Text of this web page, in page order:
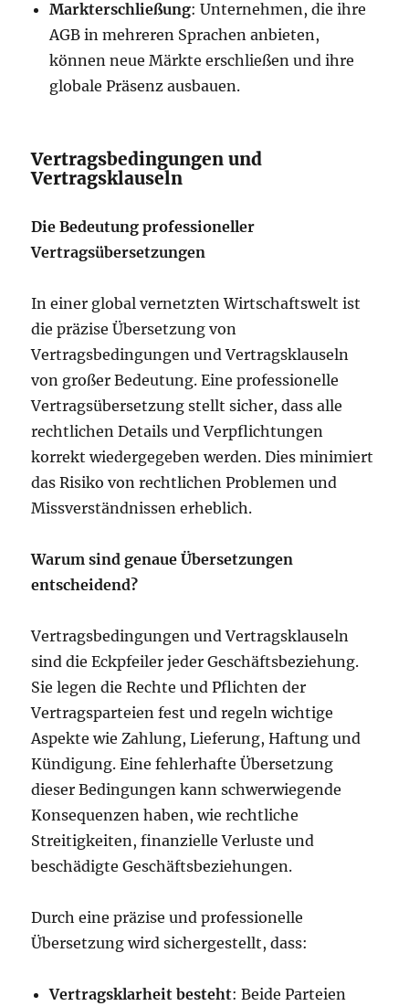
Markterschließung: Unternehmen, die ihre
AGB in mehreren Sprachen anbieten,
können neue Märkte erschließen und ihre
globale Präsenz ausbauen.
Vertragsbedingungen und
Vertragsklauseln
Die Bedeutung professioneller
Vertragsübersetzungen
In einer global vernetzten Wirtschaftswelt ist
die präzise Übersetzung von
Vertragsbedingungen und Vertragsklauseln
von großer Bedeutung. Eine professionelle
Vertragsübersetzung stellt sicher, dass alle
rechtlichen Details und Verpflichtungen
korrekt wiedergegeben werden. Dies minimiert
das Risiko von rechtlichen Problemen und
Missverständnissen erheblich.
Warum sind genaue Übersetzungen
entscheidend?
Vertragsbedingungen und Vertragsklauseln
sind die Eckpfeiler jeder Geschäftsbeziehung.
Sie legen die Rechte und Pflichten der
Vertragsparteien fest und regeln wichtige
Aspekte wie Zahlung, Lieferung, Haftung und
Kündigung. Eine fehlerhafte Übersetzung
dieser Bedingungen kann schwerwiegende
Konsequenzen haben, wie rechtliche
Streitigkeiten, finanzielle Verluste und
beschädigte Geschäftsbeziehungen.
Durch eine präzise und professionelle
Übersetzung wird sichergestellt, dass:
Vertragsklarheit besteht: Beide Parteien